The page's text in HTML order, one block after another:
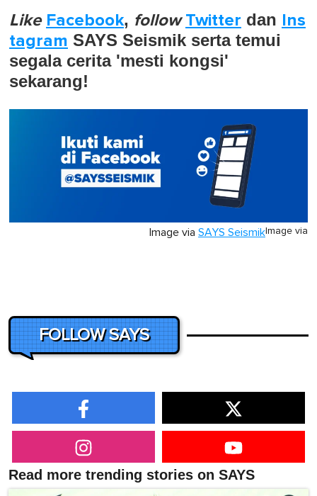
Like Facebook, follow Twitter dan Ins
tagram SAYS Seismik serta temui
segala cerita 'mesti kongsi'
sekarang!
Image via SAYS Seismik Image via
FOLLOW SAYS
Read more trending stories on SAYS